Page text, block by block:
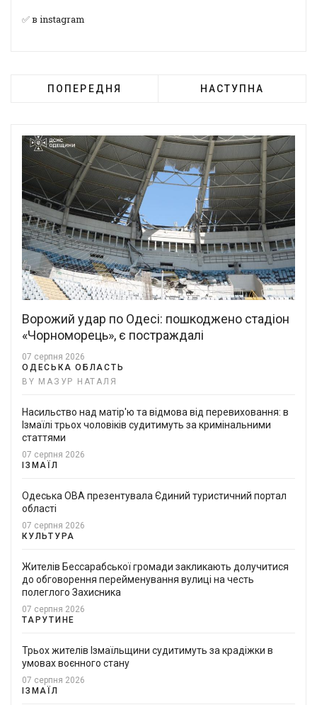
✅в instagram
ПОПЕРЕДНЯ НАСТУПНА
Ворожий удар по Одесі: пошкоджено стадіон
«Чорноморець», є постраждалі
07 серпня 2026
ОДЕСЬКА ОБЛАСТЬ
BY МАЗУР НАТАЛЯ
Насильство над матір'ю та відмова від перевиховання: в
Ізмаїлі трьох чоловіків судитимуть за кримінальними
статтями
07 серпня 2026
ІЗМАЇЛ
Одеська ОВА презентувала Єдиний туристичний портал
області
07 серпня 2026
КУЛЬТУРА
Жителів Бессарабської громади закликають долучитися
до обговорення перейменування вулиці на честь
полеглого Захисника
07 серпня 2026
ТАРУТИНЕ
Трьох жителів Ізмаїльщини судитимуть за крадіжки в
умовах воєнного стану
07 серпня 2026
ІЗМАЇЛ